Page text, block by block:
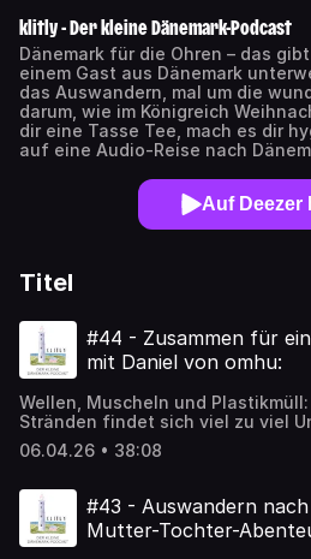
klitly - Der kleine Dänemark-Podcast
Dänemark für die Ohren – das
einem Gast aus Dänemark
das Auswandern, mal um die
darum, wie im Königreich
dir eine Tasse Tee, mach es dir
auf eine Audio-Reise nach
Auf Deezer
Titel
#44 - Zusammen für
mit Daniel von omhu:
Wellen, Muscheln und
Stränden findet sich viel zu viel
Meer, teilweise über hunderte
wieder sauberer wird, müssen wir
Urlaubern. Ich treffe in dieser
dieser Initiative. Wir suchen am
uns, was man daraus noch
06.04.26 • 38:08
#43 - Auswandern
Mutter-Tochter-